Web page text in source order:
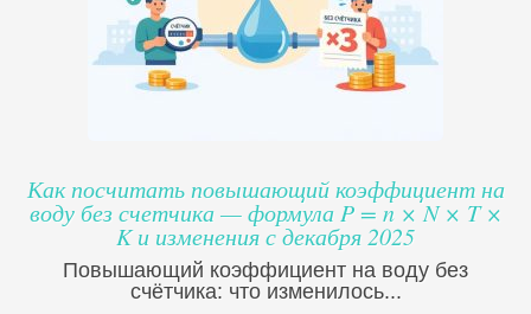
Как посчитать повышающий коэффициент на
воду без счетчика — формула P = n × N × T ×
K и изменения с декабря 2025
Повышающий коэффициент на воду без
счётчика: что изменилось...